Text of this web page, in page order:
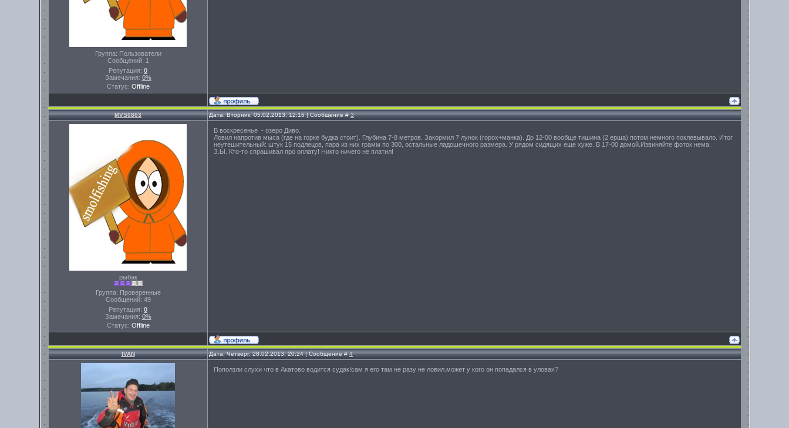
Группа: Пользователи
Сообщений: 1
Репутация: 0
Замечания: 0%
Статус: Offline
MVS0803 Дата: Вторник, 05.02.2013, 12:16 | Сообщение #3
рыбак
Группа: Проверенные
Сообщений: 49
Репутация: 0
Замечания: 0%
Статус: Offline
В воскресенье - озеро Диво.
Ловил напротив мыса (где на горке будка стоит). Глубина 7-8 метров. Закормил 7 лунок (горох+манка). До 12-00 вообще тишина (2 ерша) потом немного поклевывало. Итог
неутешительный: штук 15 подлецов, пара из них грамм по 300, остальные ладошечного размера. У рядом сидящих еще хуже. В 17-00 домой.Извиняйте фоток нема.
З.Ы. Кто-то спрашивал про оплату! Никто ничего не платил!
IVAN Дата: Четверг, 28.02.2013, 20:24 | Сообщение #4
Поползли слухи что в Акатово водится судак!сам я его там не разу не ловил.может у кого он попадался в уловах?